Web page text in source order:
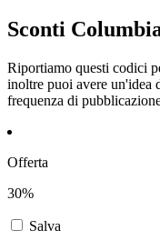
Sconti
Riportiamo questi codici
inoltre puoi avere un'idea
frequenza di
Offerta
30%
Salva